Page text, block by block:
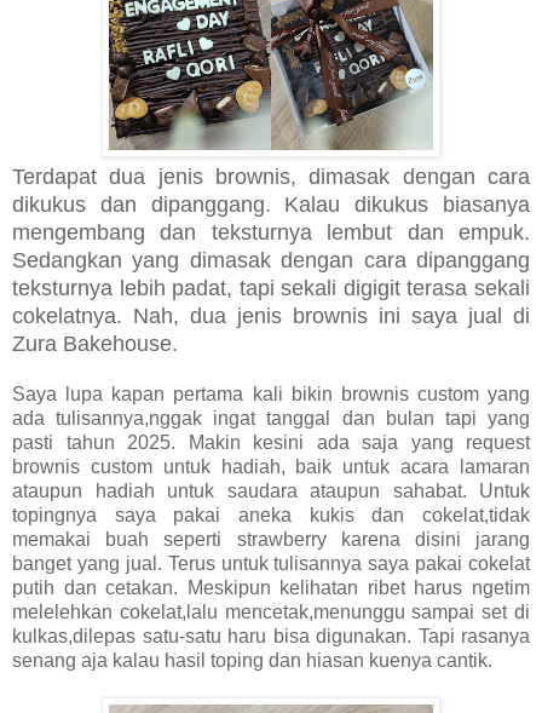
Terdapat dua jenis brownis, dimasak dengan cara
dikukus dan dipanggang. Kalau dikukus biasanya
mengembang dan teksturnya lembut dan empuk.
Sedangkan yang dimasak dengan cara dipanggang
teksturnya lebih padat, tapi sekali digigit terasa sekali
cokelatnya. Nah, dua jenis brownis ini saya jual di
Zura Bakehouse.
Saya lupa kapan pertama kali bikin brownis custom yang
ada tulisannya,nggak ingat tanggal dan bulan tapi yang
pasti tahun 2025. Makin kesini ada saja yang request
brownis custom untuk hadiah, baik untuk acara lamaran
ataupun hadiah untuk saudara ataupun sahabat. Untuk
topingnya saya pakai aneka kukis dan cokelat,tidak
memakai buah seperti strawberry karena disini jarang
banget yang jual. Terus untuk tulisannya saya pakai cokelat
putih dan cetakan. Meskipun kelihatan ribet harus ngetim
melelehkan cokelat,lalu mencetak,menunggu sampai set di
kulkas,dilepas satu-satu haru bisa digunakan. Tapi rasanya
senang aja kalau hasil toping dan hiasan kuenya cantik.